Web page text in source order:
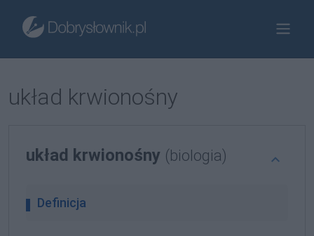
układ krwionośny
układ krwionośny (biologia)
Definicja